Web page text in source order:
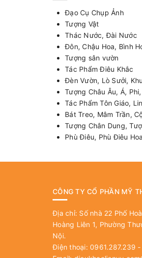
Đạo Cụ Chụp Ảnh
Tượng Vật
Thác Nước, Đài Nước
Đôn, Chậu Hoa, Bình
Tượng sân vườn
Tác Phẩm Điêu Khắc
Đèn Vườn, Lò Sưởi,
Tượng Châu Âu, Á,
Tác Phẩm Tôn Giáo,
Bát Treo, Mâm Trần,
Tượng Chân Dung,
Phù Điêu, Phù Điêu
CÔNG TY CỔ PHẦN MỸ
Địa chỉ: Số nhà 22 Phố
Hoàng Liên 1, Phường
Nội.
Điện thoại: 0961.287.239